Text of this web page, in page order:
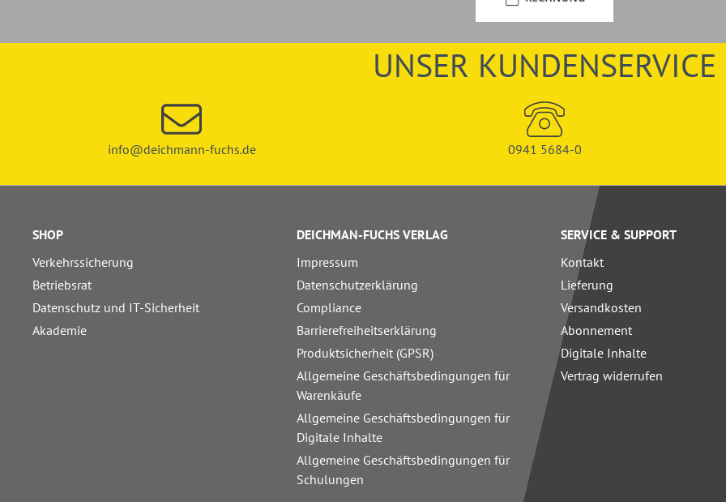
UNSER KUNDENSERVICE
info@deichmann-fuchs.de 0941 5684-0
SHOP
Verkehrssicherung
Betriebsrat
Datenschutz und IT-Sicherheit
Akademie
DEICHMAN-FUCHS VERLAG
Impressum
Datenschutzerklärung
Compliance
Barrierefreiheitserklärung
Produktsicherheit (GPSR)
Allgemeine Geschäftsbedingungen für
Warenkäufe
Allgemeine Geschäftsbedingungen für
Digitale Inhalte
Allgemeine Geschäftsbedingungen für
Schulungen
SERVICE & SUPPORT
Kontakt
Lieferung
Versandkosten
Abonnement
Digitale Inhalte
Vertrag widerrufen